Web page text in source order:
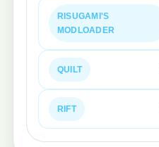
RISUGAMI'S
MODLOADER
QUILT
RIFT